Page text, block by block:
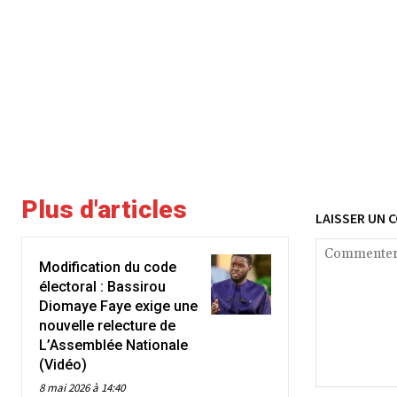
Plus d'articles
Modification du code
électoral : Bassirou
Diomaye Faye exige une
nouvelle relecture de
L’Assemblée Nationale
(Vidéo)
8 mai 2026 à 14:40
LAISSER UN